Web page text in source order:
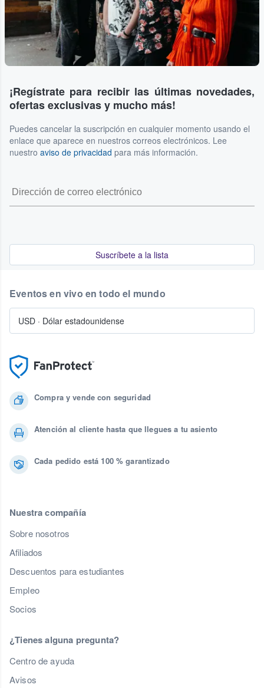
¡Regístrate para recibir las últimas novedades,
ofertas exclusivas y mucho más!
Puedes cancelar la suscripción en cualquier momento usando el
enlace que aparece en nuestros correos electrónicos. Lee
nuestro aviso de privacidad para más información.
Suscríbete a la lista
Compra y vende con seguridad
Atención al cliente hasta que llegues a tu asiento
Cada pedido está 100 % garantizado
Nuestra compañía
Sobre nosotros
Afiliados
Descuentos para estudiantes
Empleo
Socios
¿Tienes alguna pregunta?
Centro de ayuda
Avisos
Eventos en vivo en todo el mundo
USD · Dólar estadounidense